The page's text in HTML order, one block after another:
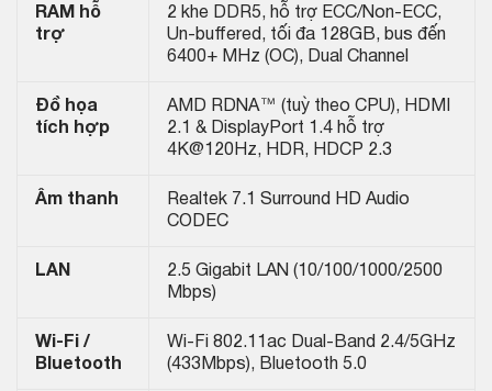
RAM hỗ
trợ
2 khe DDR5, hỗ trợ ECC/Non-ECC,
Un-buffered, tối đa 128GB, bus đến
6400+ MHz (OC), Dual Channel
Đồ họa
tích hợp
AMD RDNA™ (tuỳ theo CPU), HDMI
2.1 & DisplayPort 1.4 hỗ trợ
4K@120Hz, HDR, HDCP 2.3
Âm thanh
Realtek 7.1 Surround HD Audio
CODEC
LAN
2.5 Gigabit LAN (10/100/1000/2500
Mbps)
Wi-Fi /
Bluetooth
Wi-Fi 802.11ac Dual-Band 2.4/5GHz
(433Mbps), Bluetooth 5.0